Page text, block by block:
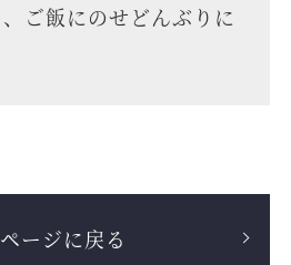
ご飯にのせどんぶりに
ージに戻る